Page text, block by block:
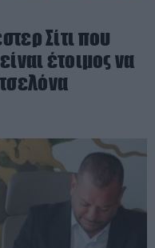
Σίτι που
έτοιμος να